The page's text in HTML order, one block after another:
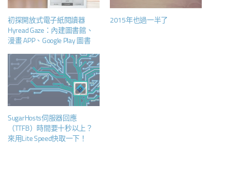
初探開放式電子紙閱讀器
Hyread Gaze：內建圖書館、
漫畫 APP、Google Play 圖書
2015年也過一半了
SugarHosts伺服器回應
（TTFB）時間要十秒以上？
來用Lite Speed快取一下！